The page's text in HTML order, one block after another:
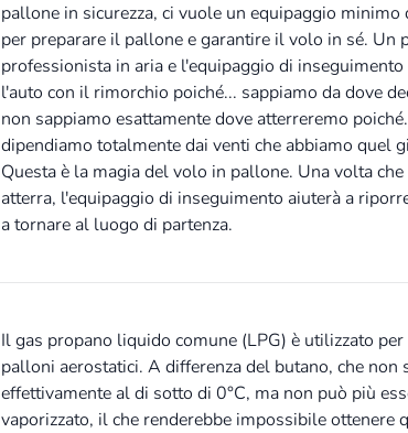
pallone in sicurezza, ci vuole un equipaggio minimo
per preparare il pallone e garantire il volo in sé. Un
professionista in aria e l'equipaggio di inseguimento
l'auto con il rimorchio poiché... sappiamo da dove
non sappiamo esattamente dove atterreremo
dipendiamo totalmente dai venti che abbiamo quel
Questa è la magia del volo in pallone. Una volta
atterra, l'equipaggio di inseguimento aiuterà a
a tornare al luogo di partenza.
Il gas propano liquido comune (LPG) è utilizzato
palloni aerostatici. A differenza del butano, che non
effettivamente al di sotto di 0°C, ma non può più
vaporizzato, il che renderebbe impossibile ottenere